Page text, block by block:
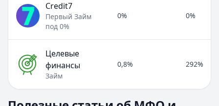
Credit7
Первый Займ
под 0%
0% 0%
Целевые
финансы
Займ
0,8% 292%